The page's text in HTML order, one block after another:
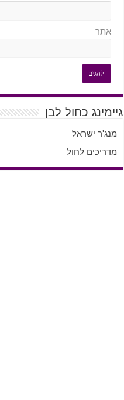
אתר
גיימינג כחול לבן
מנג'ר ישראל
מדריכים לחול